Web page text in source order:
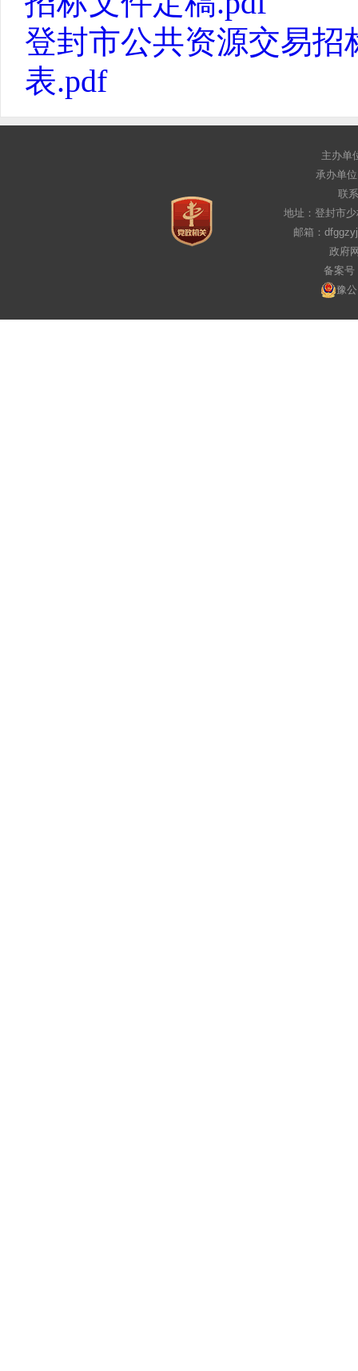
登封市公共资源交易
表.pdf
主办单
承办单
联
地址：登封市
邮箱：
政府
备案号
豫